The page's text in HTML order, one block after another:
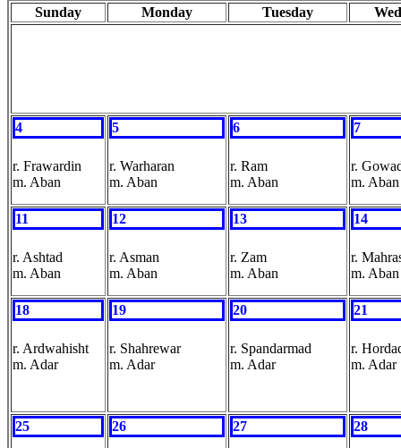
Sunday Monday Tuesday
4
r. Frawardin
m. Aban
5
r. Warharan
m. Aban
6
r. Ram
m. Aban
7
r.
m. Aban
11
r. Ashtad
m. Aban
12
r. Asman
m. Aban
13
r. Zam
m. Aban
14
r.
m. Aban
18
r. Ardwahisht
m. Adar
19
r. Shahrewar
m. Adar
20
r. Spandarmad
m. Adar
21
r.
m. Adar
25 26 27 28